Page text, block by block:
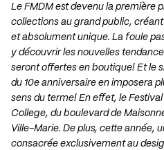
Le FMDM est devenu la première
collections au grand public,
et absolument unique. La foule
y découvrir les nouvelles
seront offertes en boutique! Et le
du 10e anniversaire en imposera
sens du terme! En effet, le Festival
College, du boulevard de
Ville-Marie. De plus, cette année,
consacrée exclusivement au